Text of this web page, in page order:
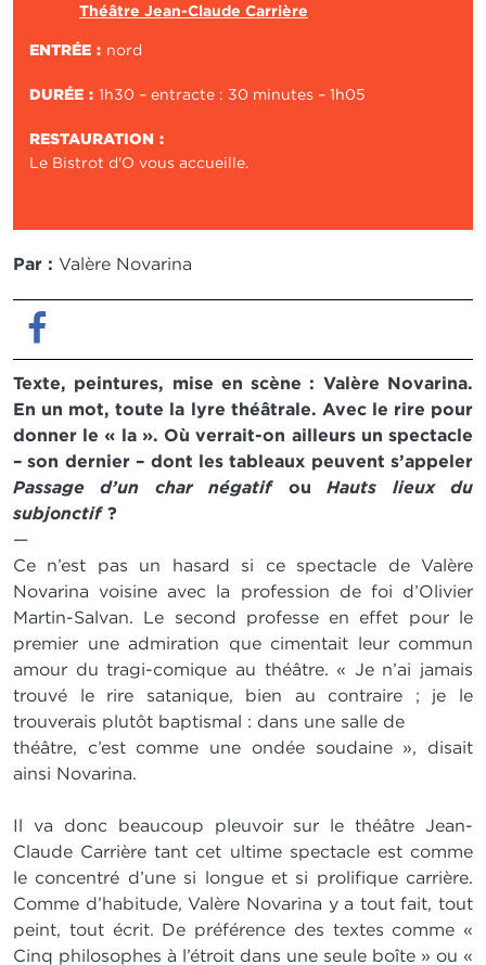
Théâtre Jean-Claude Carrière
ENTRÉE nord
DURÉE 1h30 – entracte : 30 minutes – 1h05
RESTAURATION
Le Bistrot d'O vous accueille.
Par : Valère Novarina
Texte, peintures, mise en scène : Valère Novarina.
En un mot, toute la lyre théâtrale. Avec le rire pour
donner le « la ». Où verrait-on ailleurs un spectacle
– son dernier – dont les tableaux peuvent s’appeler
Passage d’un char négatif ouHauts lieux du
subjonctif?
—
Ce n’est pas un hasard si ce spectacle de Valère
Novarina voisine avec la profession de foi d’Olivier
Martin-Salvan. Le second professe en effet pour le
premier une admiration que cimentait leur commun
amour du tragi-comique au théâtre. « Je n’ai jamais
trouvé le rire satanique, bien au contraire ; je le
trouverais plutôt baptismal : dans une salle de
théâtre, c’est comme une ondée soudaine », disait
ainsi Novarina.
Il va donc beaucoup pleuvoir sur le théâtre Jean-
Claude Carrière tant cet ultime spectacle est comme
le concentré d’une si longue et si prolifique carrière.
Comme d’habitude, Valère Novarina y a tout fait, tout
peint, tout écrit. De préférence des textes comme «
Cinq philosophes à l’étroit dans une seule boîte » ou «